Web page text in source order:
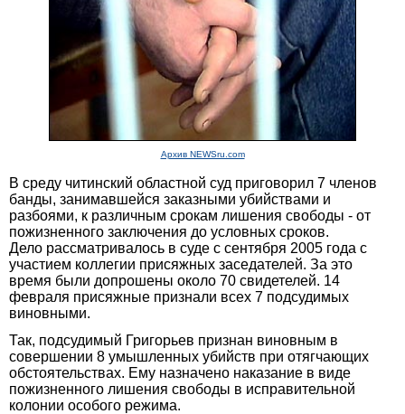
Архив NEWSru.com
В среду читинский областной суд приговорил 7 членов
банды, занимавшейся заказными убийствами и
разбоями, к различным срокам лишения свободы - от
пожизненного заключения до условных сроков.
Дело рассматривалось в суде с сентября 2005 года с
участием коллегии присяжных заседателей. За это
время были допрошены около 70 свидетелей. 14
февраля присяжные признали всех 7 подсудимых
виновными.
Так, подсудимый Григорьев признан виновным в
совершении 8 умышленных убийств при отягчающих
обстоятельствах. Ему назначено наказание в виде
пожизненного лишения свободы в исправительной
колонии особого режима.